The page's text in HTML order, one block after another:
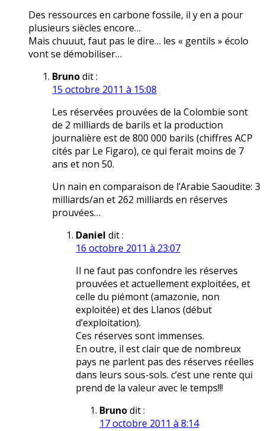
Des ressources en carbone fossile, il y en a pour
plusieurs siècles encore…
Mais chuuut, faut pas le dire… les « gentils » écolo
vont se démobiliser…
Brunodit :
15 octobre 2011 à 15:08
Les réservées prouvées de la Colombie sont
de 2 milliards de barils et la production
journalière est de 800 000 barils (chiffres ACP
cités par Le Figaro), ce qui ferait moins de 7
ans et non 50.
Un nain en comparaison de l’Arabie Saoudite: 3
milliards/an et 262 milliards en réserves
prouvées…
Daniel dit :
16 octobre 2011 à 23:07
Il ne faut pas confondre les réserves
prouvées et actuellement exploitées, et
celle du piémont (amazonie, non
exploitée) et des Llanos (début
d’exploitation).
Ces réserves sont immenses.
En outre, il est clair que de nombreux
pays ne parlent pas des réserves réelles
dans leurs sous-sols. c’est une rente qui
prend de la valeur avec le temps!!!
Brunodit :
17 octobre 2011 à 8:14